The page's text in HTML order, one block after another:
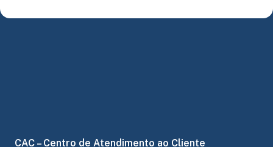
CAC – Centro de Atendimento ao Cliente